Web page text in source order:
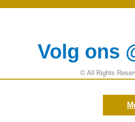
Volg ons
© All Rights